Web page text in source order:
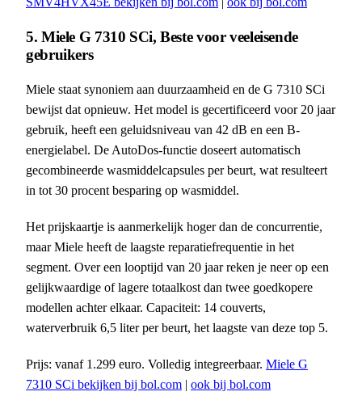
5. Miele G 7310 SCi, Beste voor veeleisende
gebruikers
Miele staat synoniem aan duurzaamheid en de G 7310 SCi
bewijst dat opnieuw. Het model is gecertificeerd voor 20 jaar
gebruik, heeft een geluidsniveau van 42 dB en een B-
energielabel. De AutoDos-functie doseert automatisch
gecombineerde wasmiddelcapsules per beurt, wat resulteert
in tot 30 procent besparing op wasmiddel.
Het prijskaartje is aanmerkelijk hoger dan de concurrentie,
maar Miele heeft de laagste reparatiefrequentie in het
segment. Over een looptijd van 20 jaar reken je neer op een
gelijkwaardige of lagere totaalkost dan twee goedkopere
modellen achter elkaar. Capaciteit: 14 couverts,
waterverbruik 6,5 liter per beurt, het laagste van deze top 5.
Prijs: vanaf 1.299 euro. Volledig integreerbaar. Miele G
7310 SCi bekijken bij bol.com | ook bij bol.com